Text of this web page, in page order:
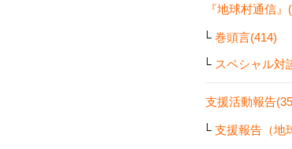
『地球村通信』
巻頭言(414)
スペシャル対
支援活動報告
支援報告（地